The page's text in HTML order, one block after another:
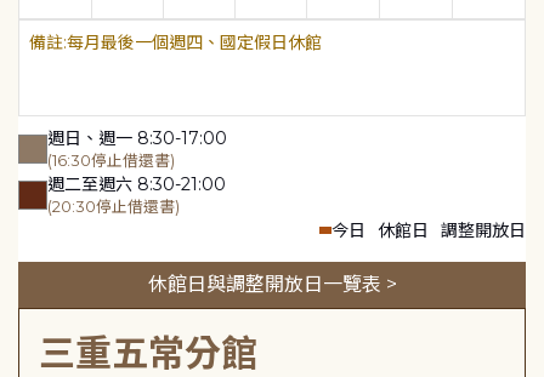
每月最後一個週四、國定假日休館
週日、週一 8:30-17:00
(16:30停止借還書)
週二至週六 8:30-21:00
(20:30停止借還書)
今日 休館日 調整開放日
休館日與調整開放日一覽表 >
三重五常分館